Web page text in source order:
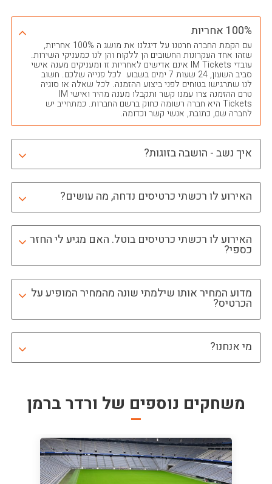
100% אחריות
עם הקמת החברה חרטנו על דיגלנו את מושג ה 100% אחריות,
שזהו אחד העקרונות החשובים הן ללקוח והן לנו כמעניקי השירות.
עובדי IM Tickets אינם אדישים לאחריות זו ומעניקים מענה אישי
סביב השעון, 24 שעות 7 ימים בשבוע לכל פנייה שלכם. חשוב
לנו שתרגישו בטוחים לפני ביצוע ההזמנה. לכל שאלה או סוגיה
טרם ההזמנה צרו עמנו קשר ותקבלו מענה מהיר ואישי IM
Tickets היא חברה רשומה כחוק ברשם החברות. כמתחייב יש
לחברה שם, כתובת, אנשי קשר וכדומה.
איך נשב - הושבה בזוגות?
האירוע לו רכשתי כרטיסים נדחה, מה עושים?
האירוע לו רכשתי כרטיסים בוטל. האם מגיע לי החזר
כספי?
מדוע המחיר אותו שילמתי שונה מהמחיר המופיע על
הכרטיס?
מי אנחנו?
משחקים נוספים של ורדר ברמן